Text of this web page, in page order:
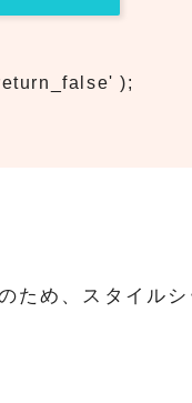
);
ため、スタイルシ